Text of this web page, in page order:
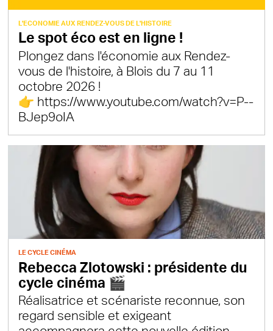
L'ECONOMIE AUX RENDEZ-VOUS DE L'HISTOIRE
Le spot éco est en ligne !
Plongez dans l'économie aux Rendez-
vous de l'histoire, à Blois du 7 au 11
octobre 2026 !
👉 https://www.youtube.com/watch?v=P--
BJep9oIA
LE CYCLE CINÉMA
Rebecca Zlotowski : présidente du
cycle cinéma 🎬
Réalisatrice et scénariste reconnue, son
regard sensible et exigeant